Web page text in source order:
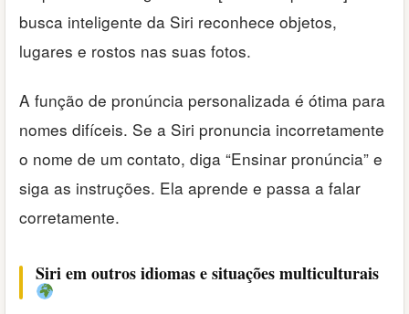
busca inteligente da Siri reconhece objetos,
lugares e rostos nas suas fotos.
A função de pronúncia personalizada é ótima para
nomes difíceis. Se a Siri pronuncia incorretamente
o nome de um contato, diga “Ensinar pronúncia” e
siga as instruções. Ela aprende e passa a falar
corretamente.
Siri em outros idiomas e situações multiculturais